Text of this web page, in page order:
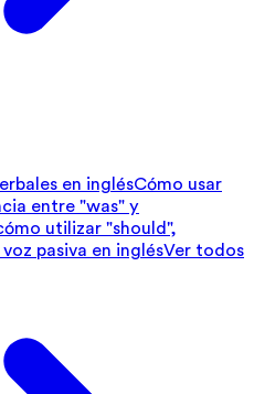
en inglésCómo usar
entre "was" y
utilizar "should",
pasiva en inglésVer todos